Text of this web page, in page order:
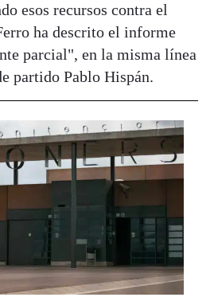
esos recursos contra el
ha descrito el informe
parcial", en la misma línea
partido Pablo Hispán.